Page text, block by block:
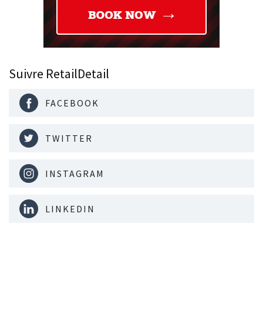
Suivre RetailDetail
FACEBOOK
TWITTER
INSTAGRAM
LINKEDIN